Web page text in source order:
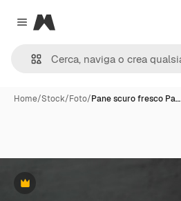
Close menu
Magnific
Home/Stock/Foto/Pane scuro fresco Pa…
Premium